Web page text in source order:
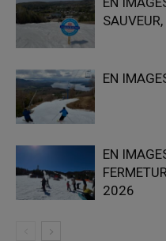
EN
EN
2026